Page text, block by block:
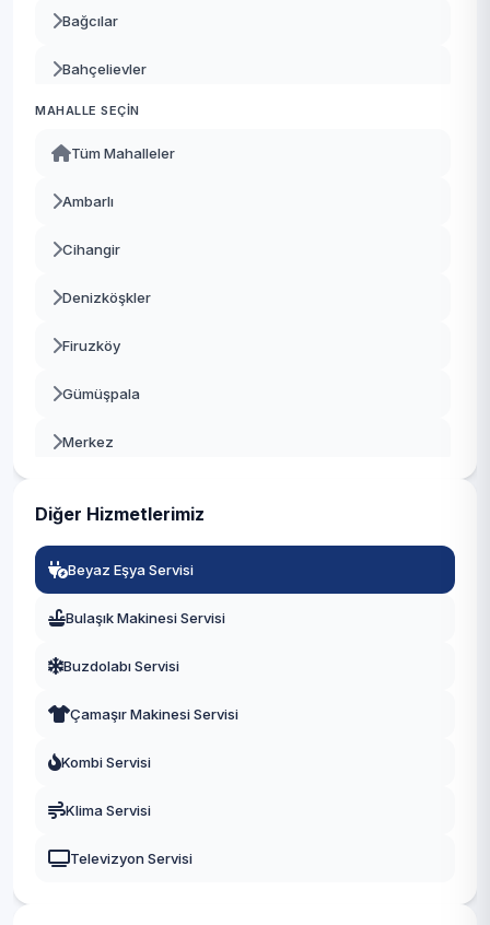
Bağcılar
Bahçelievler
Bakırköy
Başakşehir
Beşiktaş
Beylikdüzü
Beyoğlu
Çekmeköy
Esenler
MAHALLE SEÇIN
Tüm Mahalleler
Ambarlı
Cihangir
Denizköşkler
Firuzköy
Gümüşpala
Merkez
Diğer Hizmetlerimiz
Beyaz Eşya Servisi
Bulaşık Makinesi Servisi
Buzdolabı Servisi
Çamaşır Makinesi Servisi
Kombi Servisi
Klima Servisi
Televizyon Servisi